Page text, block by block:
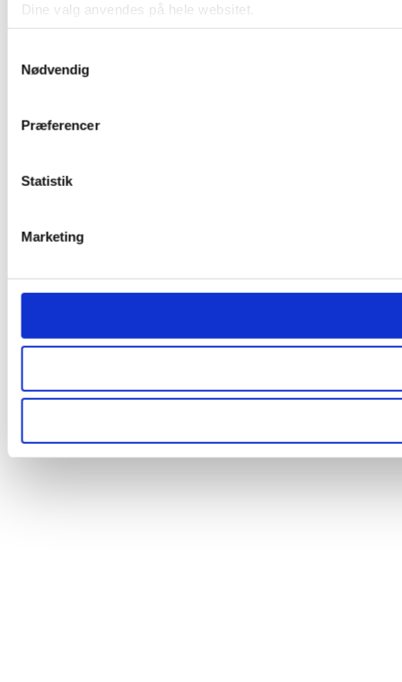
Dine valg anvendes på hele websitet.
annonceringspartnere og analysepartnere. Vores partnere
Nødvendig
Præferencer
Statistik
Marketing